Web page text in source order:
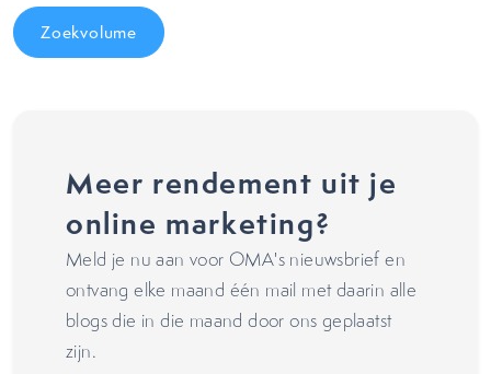
Zoekvolume
Meer rendement uit je
online marketing?
Meld je nu aan voor OMA's nieuwsbrief en
ontvang elke maand één mail met daarin alle
blogs die in die maand door ons geplaatst
zijn.